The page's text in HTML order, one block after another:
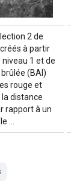
2 de
à partir
1 et de
(BAI)
rouge et
distance
rapport à un
…